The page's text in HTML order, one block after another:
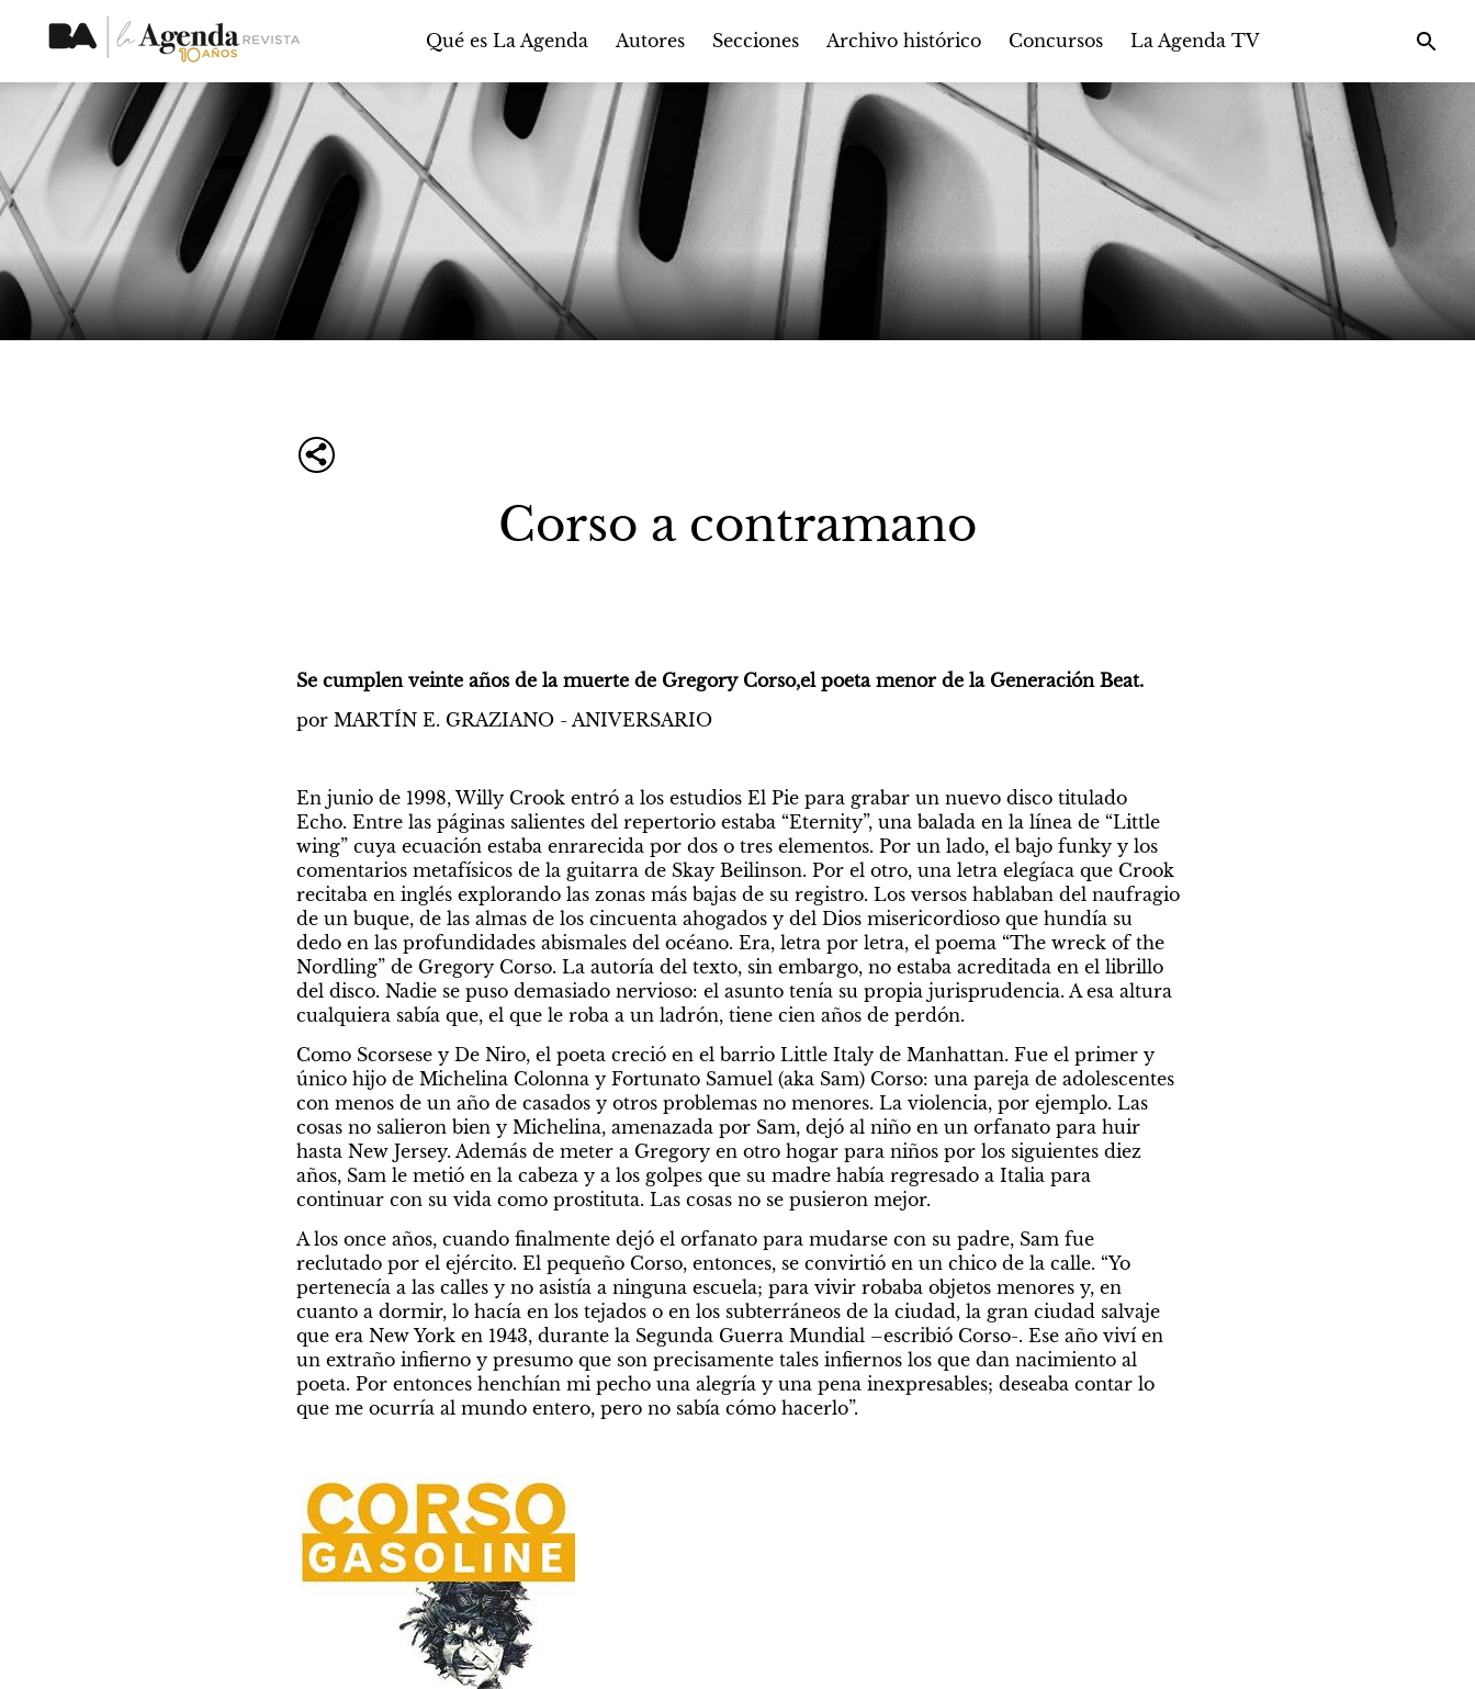
Qué es La Agenda Autores Secciones Archivo histórico Concursos La Agenda TV
Corso a contramano
Se cumplen veinte años de la muerte de Gregory Corso,el poeta menor de la Generación Beat.
por MARTÍN E. GRAZIANO - ANIVERSARIO
En junio de 1998, Willy Crook entró a los estudios El Pie para grabar un nuevo disco titulado
Echo. Entre las páginas salientes del repertorio estaba “Eternity”, una balada en la línea de “Little
wing” cuya ecuación estaba enrarecida por dos o tres elementos. Por un lado, el bajo funky y los
comentarios metafísicos de la guitarra de Skay Beilinson. Por el otro, una letra elegíaca que Crook
recitaba en inglés explorando las zonas más bajas de su registro. Los versos hablaban del naufragio
de un buque, de las almas de los cincuenta ahogados y del Dios misericordioso que hundía su
dedo en las profundidades abismales del océano. Era, letra por letra, el poema “The wreck of the
Nordling” de Gregory Corso. La autoría del texto, sin embargo, no estaba acreditada en el librillo
del disco. Nadie se puso demasiado nervioso: el asunto tenía su propia jurisprudencia. A esa altura
cualquiera sabía que, el que le roba a un ladrón, tiene cien años de perdón.
Como Scorsese y De Niro, el poeta creció en el barrio Little Italy de Manhattan. Fue el primer y
único hijo de Michelina Colonna y Fortunato Samuel (aka Sam) Corso: una pareja de adolescentes
con menos de un año de casados y otros problemas no menores. La violencia, por ejemplo. Las
cosas no salieron bien y Michelina, amenazada por Sam, dejó al niño en un orfanato para huir
hasta New Jersey. Además de meter a Gregory en otro hogar para niños por los siguientes diez
años, Sam le metió en la cabeza y a los golpes que su madre había regresado a Italia para
continuar con su vida como prostituta. Las cosas no se pusieron mejor.
A los once años, cuando finalmente dejó el orfanato para mudarse con su padre, Sam fue
reclutado por el ejército. El pequeño Corso, entonces, se convirtió en un chico de la calle. “Yo
pertenecía a las calles y no asistía a ninguna escuela; para vivir robaba objetos menores y, en
cuanto a dormir, lo hacía en los tejados o en los subterráneos de la ciudad, la gran ciudad salvaje
que era New York en 1943, durante la Segunda Guerra Mundial –escribió Corso-. Ese año viví en
un extraño infierno y presumo que son precisamente tales infiernos los que dan nacimiento al
poeta. Por entonces henchían mi pecho una alegría y una pena inexpresables; deseaba contar lo
que me ocurría al mundo entero, pero no sabía cómo hacerlo”.